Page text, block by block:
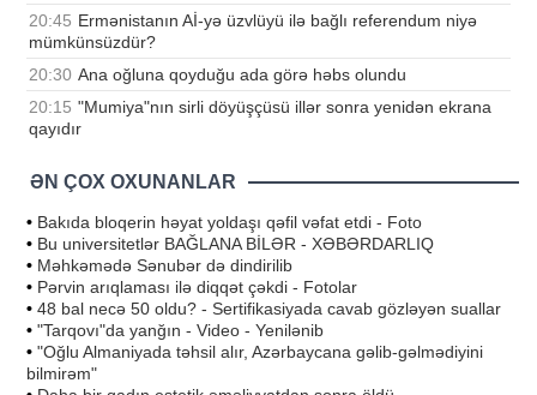
20:45 Ermənistanın Aİ-yə üzvlüyü ilə bağlı referendum niyə
mümkünsüzdür?
20:30 Ana oğluna qoyduğu ada görə həbs olundu
20:15 "Mumiya"nın sirli döyüşçüsü illər sonra yenidən ekrana
qayıdır
ƏN ÇOX OXUNANLAR
• Bakıda bloqerin həyat yoldaşı qəfil vəfat etdi - Foto
• Bu universitetlər BAĞLANA BİLƏR - XƏBƏRDARLIQ
• Məhkəmədə Sənubər də dindirilib
• Pərvin arıqlaması ilə diqqət çəkdi - Fotolar
• 48 bal necə 50 oldu? - Sertifikasiyada cavab gözləyən suallar
• "Tarqovı"da yanğın - Video - Yenilənib
• "Oğlu Almaniyada təhsil alır, Azərbaycana gəlib-gəlmədiyini
bilmirəm"